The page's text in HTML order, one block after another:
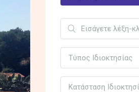
Τύπος Ιδιοκτησίας
Κατάσταση